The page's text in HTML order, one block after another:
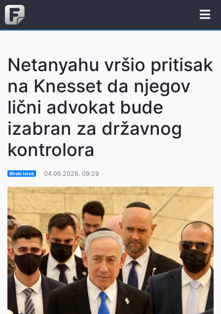
Netanyahu vršio pritisak
na Knesset da njegov
lični advokat bude
izabran za državnog
kontrolora
Bliski Istok 04.06.2026. 09:29